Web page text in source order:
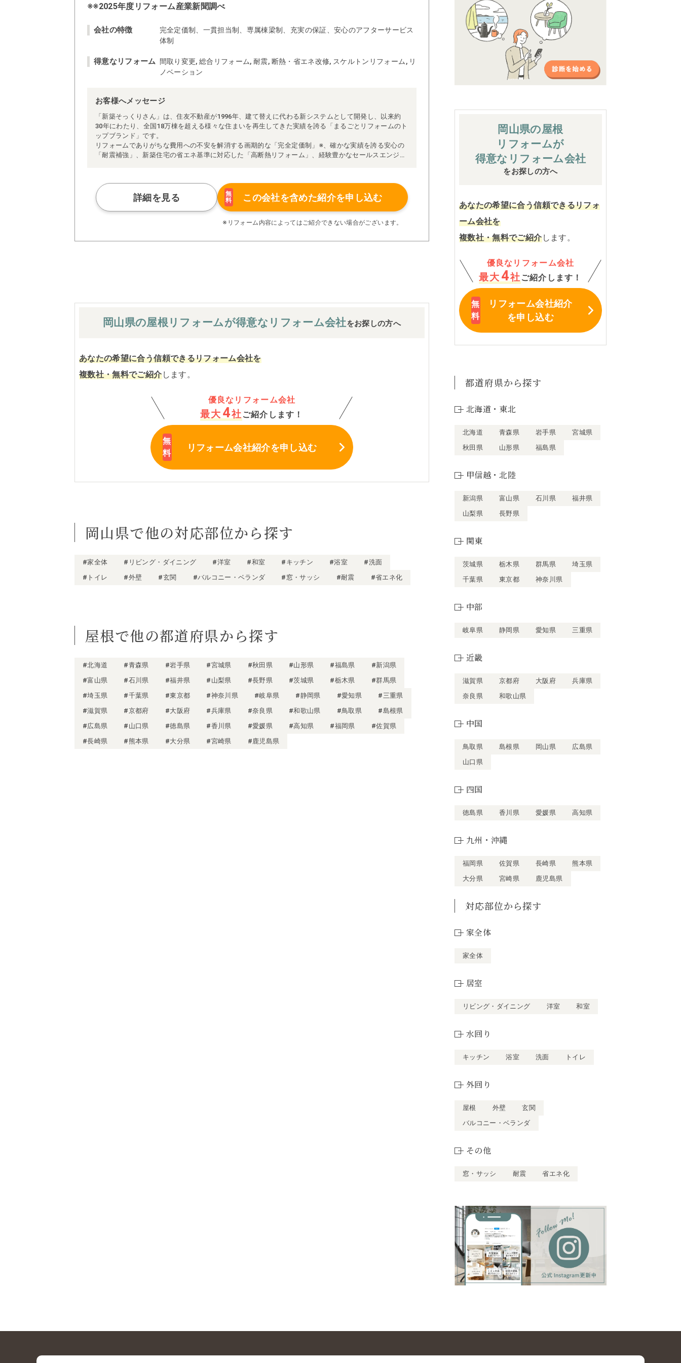
※※2025年度リフォーム産業新聞調べ
会社の特徴
完全定価制、一貫担当制、専属棟梁制、充実の保証、安心のアフターサービス
体制
得意なリフォーム
間取り変更, 総合リフォーム, 耐震, 断熱・省エネ改修, スケルトンリフォーム, リ
ノベーション
お客様へメッセージ
「新築そっくりさん」は、住友不動産が1996年、建て替えに代わる新システムとして開発し、以来約
30年にわたり、全国18万棟を超える様々な住まいを再生してきた実績を誇る「まるごとリフォームのト
ップブランド」です。
リフォームでありがちな費用への不安を解消する画期的な「完全定価制」※、確かな実績を誇る安心の
「耐震補強」、新築住宅の省エネ基準に対応した「高断熱リフォーム」、経験豊かなセールスエンジニ
られた充実の施工マニュアルや検査体制により高い施工品質を実現。
さらに、住友不動産のリフォームならではの充実の保証、アフターサービス体制で工事後も安心です。
ぜひ、あなたの大切なお住まいの再生を私たちにお任せください！
※お客様のご要望による工事内容変更がない限り着工後の追加費用はありません。
詳細を見る
無
料
この会社を含めた紹介を申し込む
※リフォーム内容によってはご紹介できない場合がございます。
岡山県の屋根 リフォームが得意なリフォーム会社をお探しの方へ
あなたの希望に合う信頼できるリフォーム会社を
複数社・無料でご紹介します。
優良なリフォーム会社
最大 4社 ご紹介します！
リフォーム会社紹介を申し込む
岡山県で他の対応部位から探す
#家全体 #リビング・ダイニング #洋室 #和室 #キッチン #浴室
#洗面
#トイレ
#外壁 #玄関 #バルコニー・ベランダ #窓・サッシ #耐震 #省エネ化
屋根で他の都道府県から探す
#北海道 #青森県 #岩手県 #宮城県 #秋田県 #山形県 #福島県
#新潟県
#富山県
#石川県 #福井県 #山梨県 #長野県 #茨城県 #栃木県
#群馬県
#埼玉県
#千葉県 #東京都 #神奈川県 #岐阜県 #静岡県 #愛知県
#三重県
#滋賀県
#京都府 #大阪府 #兵庫県 #奈良県 #和歌山県 #鳥取県
#島根県
#広島県
#山口県 #徳島県 #香川県 #愛媛県 #高知県 #福岡県
#佐賀県
#長崎県
#熊本県 #大分県 #宮崎県 #鹿児島県
岡山県の屋根
リフォームが
得意なリフォーム会社
をお探しの方へ
あなたの希望に合う信頼できるリフォ
ーム会社を
複数社・無料でご紹介します。
優良なリフォーム会社
最大 4社 ご紹介します！
リフォーム会社紹介
を申し込む
都道府県から探す
北海道・東北
北海道 青森県 岩手県
宮城県
秋田県
山形県 福島県
甲信越・北陸
新潟県 富山県 石川県
福井県
山梨県
長野県
関東
茨城県 栃木県 群馬県
埼玉県
千葉県
東京都 神奈川県
中部
岐阜県 静岡県 愛知県 三重県
近畿
滋賀県 京都府 大阪府
兵庫県
奈良県
和歌山県
中国
鳥取県 島根県 岡山県
広島県
山口県
四国
徳島県 香川県 愛媛県 高知県
九州・沖縄
福岡県 佐賀県 長崎県
熊本県
大分県
宮崎県 鹿児島県
対応部位から探す
家全体
家全体
居室
リビング・ダイニング 洋室 和室
水回り
キッチン 浴室 洗面 トイレ
外回り
屋根 外壁
玄関
バルコニー・ベランダ
その他
窓・サッシ 耐震 省エネ化